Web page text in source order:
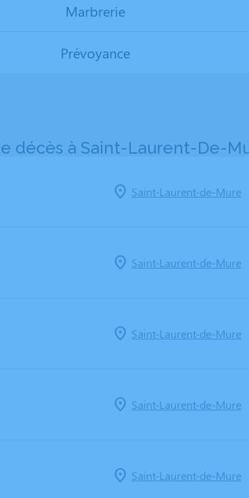
Marbrerie
Prévoyance
décès à Saint-Laurent-De-
Saint-Laurent-de-Mure
Saint-Laurent-de-Mure
Saint-Laurent-de-Mure
Saint-Laurent-de-Mure
Saint-Laurent-de-Mure